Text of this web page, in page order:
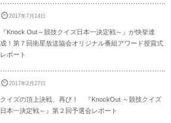
2017年7月14日
『Knock Out～競技クイズ日本一決定戦～』が快挙達
成！第７回衛星放送協会オリジナル番組アワード授賞式
レポート
2017年2月27日
クイズの頂上決戦、再び！ 『KnockOut ～競技クイズ
日本一決定戦～』第２回予選会レポート